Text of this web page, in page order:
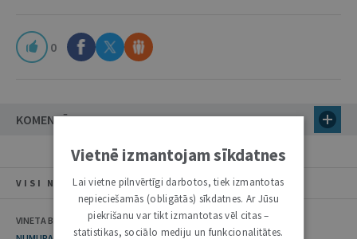
0
KOMENTĀRI
VISI NUMURA RAKSTI
VINETA BEI, ILONA ČEIČA
Vietnē izmantojam sīkdatnes
Lai vietne pilnvērtīgi darbotos, tiek izmantotas
nepieciešamās (obligātās) sīkdatnes. Ar Jūsu
piekrišanu var tikt izmantotas vēl citas –
statistikas, sociālo mediju un funkcionalitātes.